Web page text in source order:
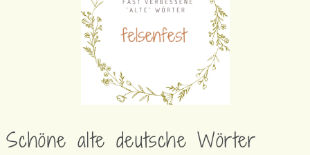
Schöne alte deutsche Wörter